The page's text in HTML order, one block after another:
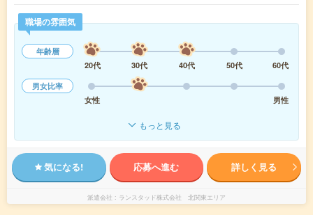
職場の雰囲気
年齢層
20代
30代 40代 50代
60代
男女比率
女性
男性
もっと見る
気になる! 応募へ進む 詳しく見る
派遣会社 ランスタッド株式会社 北関東エリア